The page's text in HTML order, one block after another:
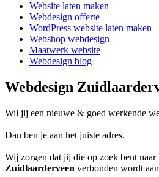
Website laten maken
Webdesign offerte
WordPress website laten maken
Webshop webdesign
Maatwerk website
Webdesign blog
Webdesign
Wil jij een nieuwe & goed werkende
Dan ben je aan het juiste adres.
Wij zorgen dat jij die op zoek bent naar
Zuidlaarderveen verbonden wordt